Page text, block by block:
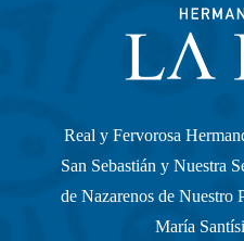
Real y Fervorosa
San Sebastián y Nuestra
de Nazarenos de Nuestro
María